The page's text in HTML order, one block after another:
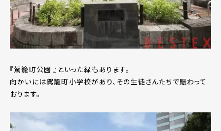
『駕籠町公園 』といった緑もあります。
向かいには駕籠町小学校があり、その生徒さんたちで賑わって
おります。